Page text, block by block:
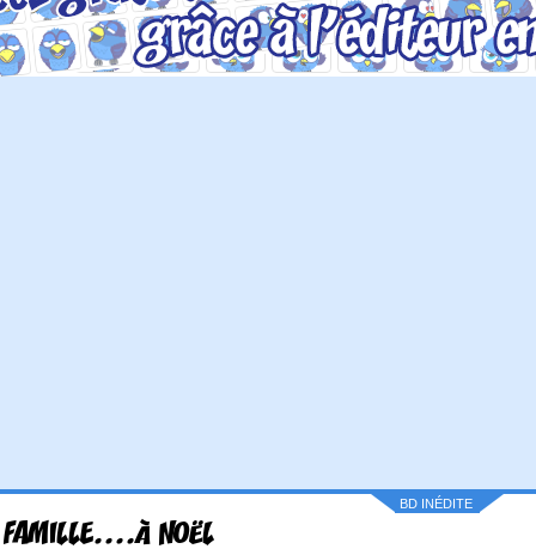
BD INÉDITE
FAMILLE....À NOËL